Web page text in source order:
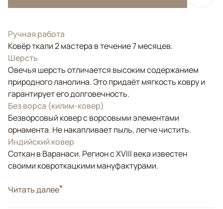
Ручная работа
Ковёр ткали 2 мастера в течение 7 месяцев.
Шерсть
Овечья шерсть отличается высоким содержанием
природного ланолина. Это придаёт мягкость ковру и
гарантирует его долговечность.
Без ворса (килим-ковер)
Безворсовый ковер с ворсовыми элементами
орнамента. Не накапливает пыль, легче чистить.
Индийский ковер
Соткан в Варанаси. Регион с XVIII века известен
своими ковроткацкими мануфактурами.
СтильКилимы и сумахи
Читать далее